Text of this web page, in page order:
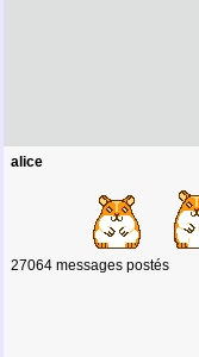
alice
27064 messages postés